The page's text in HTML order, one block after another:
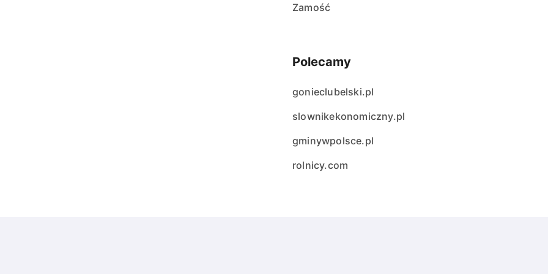
Zamość
Polecamy
gonieclubelski.pl
slownikekonomiczny.pl
gminywpolsce.pl
rolnicy.com